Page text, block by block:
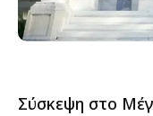
Σύσκεψη στο